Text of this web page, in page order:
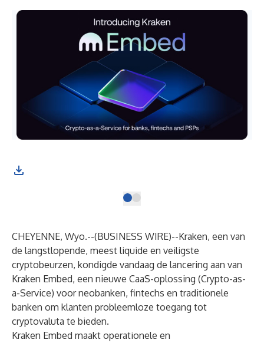
CHEYENNE, Wyo.--(BUSINESS WIRE)--Kraken, een van
de langstlopende, meest liquide en veiligste
cryptobeurzen, kondigde vandaag de lancering aan van
Kraken Embed, een nieuwe CaaS-oplossing (Crypto-as-
a-Service) voor neobanken, fintechs en traditionele
banken om klanten probleemloze toegang tot
cryptovaluta te bieden.
Kraken Embed maakt operationele en